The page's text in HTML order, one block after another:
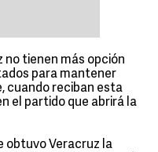
no tienen más opción
para mantener
cuando reciban esta
el partido que abrirá la
obtuvo Veracruz la